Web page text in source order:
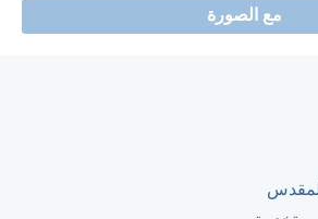
مع الصورة